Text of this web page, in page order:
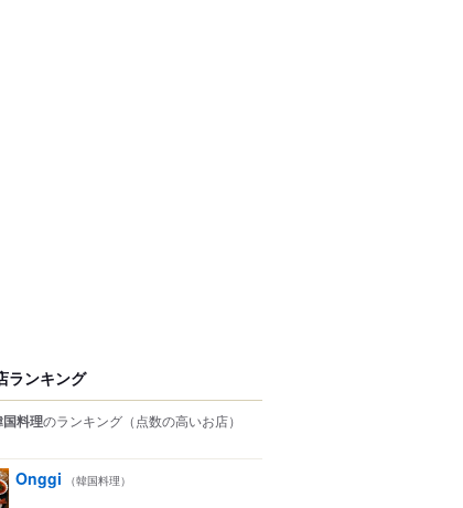
ランキング
料理のランキング （点数の高いお店）
Onggi （韓国料理）